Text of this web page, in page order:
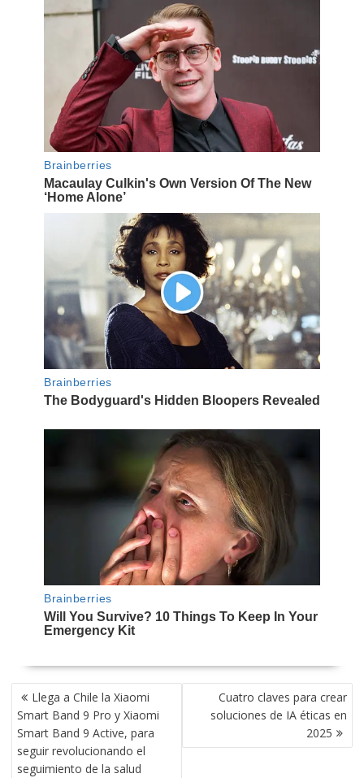
NAVEGACIÓN
DE
ENTRADAS
Llega a Chile la Xiaomi
Smart Band 9 Pro y Xiaomi
Smart Band 9 Active, para
seguir revolucionando el
seguimiento de la salud
Cuatro claves para crear
soluciones de IA éticas en
2025